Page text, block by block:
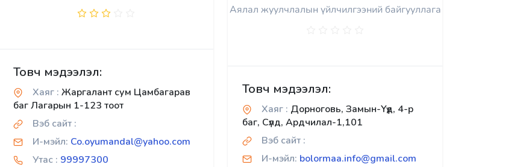
Товч мэдээлэл:
Хаяг : Жаргалант сум Цамбагарав
баг Лагарын 1-123 тоот
Вэб сайт :
И-мэйл: Co.oyumandal@yahoo.com
Утас : 99997300
Аялал жуулчлалын үйлчилгээний байгууллага
Товч мэдээлэл:
Хаяг : Дорноговь, Замын-Үүд, 4-р
баг, Сүлд, Ардчилал-1,101
Вэб сайт :
И-мэйл: bolormaa.info@gmail.com